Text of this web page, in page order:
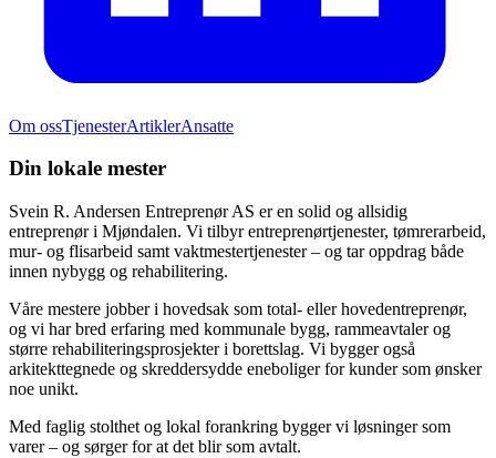
Om ossTjenesterArtiklerAnsatte
Din lokale mester
Svein R. Andersen Entreprenør AS er en solid og allsidig
entreprenør i Mjøndalen. Vi tilbyr entreprenørtjenester, tømrerarbeid,
mur- og flisarbeid samt vaktmestertjenester – og tar oppdrag både
innen nybygg og rehabilitering.
Våre mestere jobber i hovedsak som total- eller hovedentreprenør,
og vi har bred erfaring med kommunale bygg, rammeavtaler og
større rehabiliteringsprosjekter i borettslag. Vi bygger også
arkitekttegnede og skreddersydde eneboliger for kunder som ønsker
noe unikt.
Med faglig stolthet og lokal forankring bygger vi løsninger som
varer – og sørger for at det blir som avtalt.